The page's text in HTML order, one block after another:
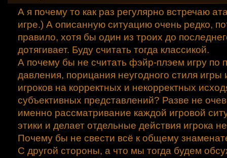
А я почему то как раз регулярно встречаю
игре.) А описанную ситуацию очень редко,
правило, хотя бы один из троих до
дотягивает. Буду считать тогда классикой.
А почему бы не считать фэйр-плэем игру по
давления, порицания неугодного стиля игры
игроков на корректных и некорректных
субъективных представлений? Разве не
именно рассматривание каждой игровой
этики и делает отдельные действия игрока
Почему бы не свести всё к общему
С другой стороны, а что мы тогда будем